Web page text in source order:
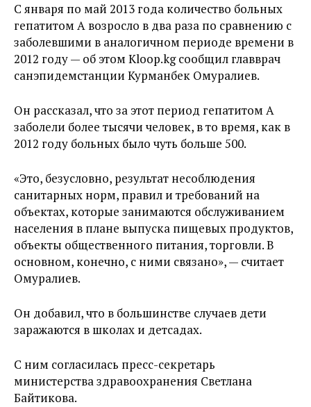
С января по май 2013 года количество больных
гепатитом А возросло в два раза по сравнению с
заболевшими в аналогичном периоде времени в
2012 году — об этом Kloop.kg сообщил главврач
санэпидемстанции Курманбек Омуралиев.
Он рассказал, что за этот период гепатитом А
заболели более тысячи человек, в то время, как в
2012 году больных было чуть больше 500.
«Это, безусловно, результат несоблюдения
санитарных норм, правил и требований на
объектах, которые занимаются обслуживанием
населения в плане выпуска пищевых продуктов,
объекты общественного питания, торговли. В
основном, конечно, с ними связано», — считает
Омуралиев.
Он добавил, что в большинстве случаев дети
заражаются в школах и детсадах.
С ним согласилась пресс-секретарь
министерства здравоохранения Светлана
Байтикова.